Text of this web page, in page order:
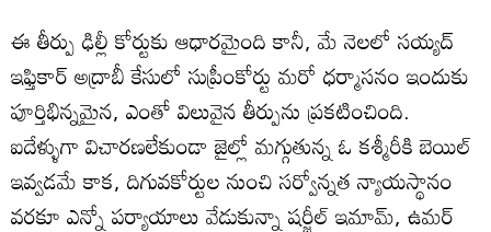
ఈ తీర్పు ఢిల్లీ కోర్టుకు ఆధారమైంది కానీ, మే నెలలో సయ్యద్‌
ఇఫ్తికార్‌ అద్రాబీ కేసులో సుప్రీంకోర్టు మరో ధర్మాసనం ఇందుకు
పూర్తిభిన్నమైన, ఎంతో విలువైన తీర్పును ప్రకటించింది.
ఐదేళ్ళుగా విచారణలేకుండా జైల్లో మగ్గుతున్న ఓ కశ్మీరీకి బెయిల్‌
ఇవ్వడమే కాక, దిగువకోర్టుల నుంచి సర్వోన్నత న్యాయస్థానం
వరకూ ఎన్నో పర్యాయాలు వేడుకున్నా షర్జీల్‌ ఇమామ్‌, ఉమర్‌